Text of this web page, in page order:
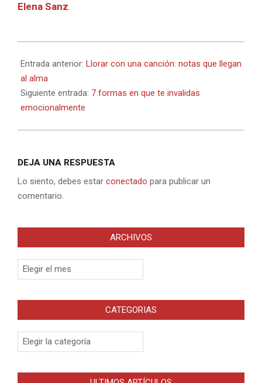
Elena Sanz.
11-
27
Entrada anterior: Llorar con una canción: notas que llegan
al alma
Siguiente entrada: 7 formas en que te invalidas
emocionalmente
DEJA UNA RESPUESTA
Lo siento, debes estar conectado para publicar un
comentario.
ARCHIVOS
Archivos
CATEGORIAS
Categorias